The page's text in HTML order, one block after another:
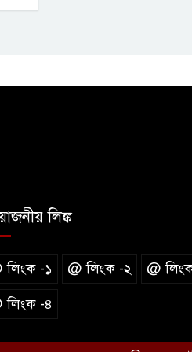
লিঙ্ক
লিংক -১ @ লিংক -২ @
লিংক -৪